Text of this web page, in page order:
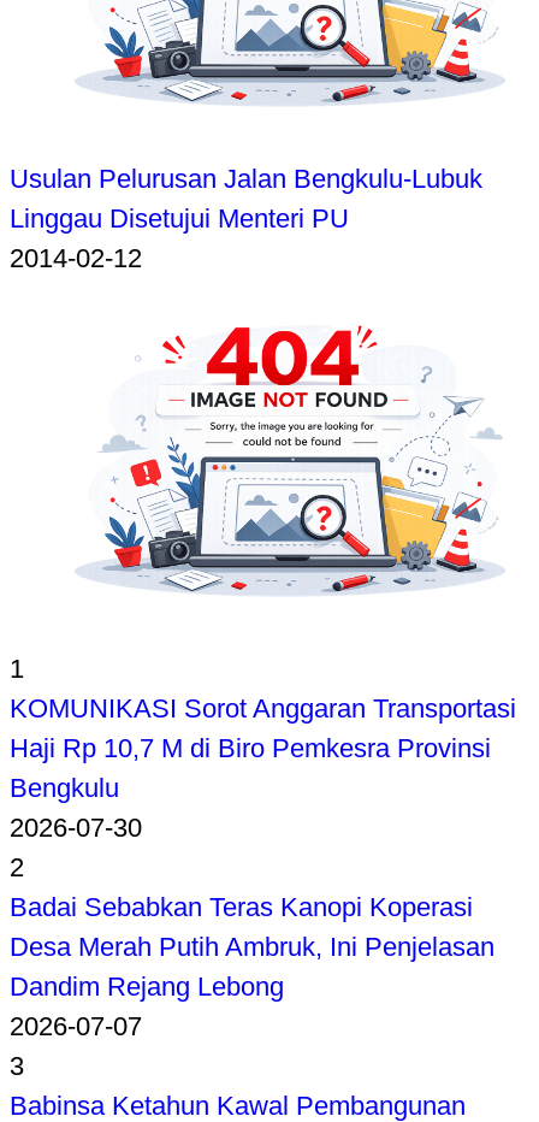
Usulan Pelurusan Jalan Bengkulu-Lubuk
Linggau Disetujui Menteri PU
2014-02-12
1
KOMUNIKASI Sorot Anggaran Transportasi
Haji Rp 10,7 M di Biro Pemkesra Provinsi
Bengkulu
2026-07-30
2
Badai Sebabkan Teras Kanopi Koperasi
Desa Merah Putih Ambruk, Ini Penjelasan
Dandim Rejang Lebong
2026-07-07
3
Babinsa Ketahun Kawal Pembangunan